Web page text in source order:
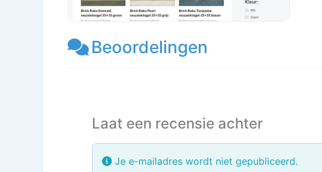
Beoordelingen
Laat een recensie achter
Je e-mailadres wordt niet gepubliceerd.